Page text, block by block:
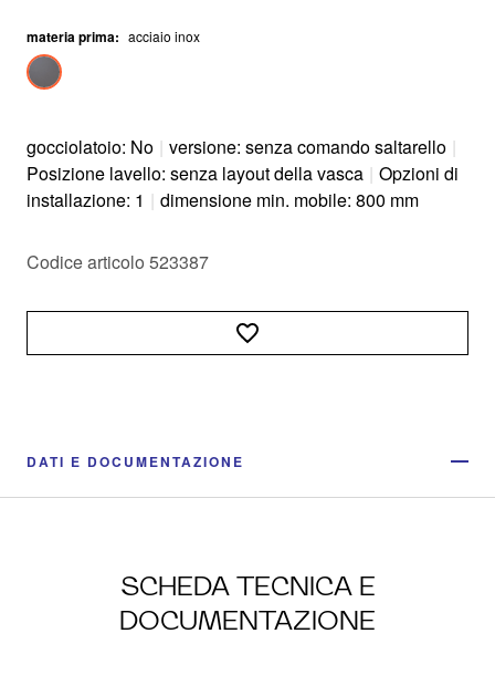
materia prima: acciaio inox
gocciolatoio: No | versione: senza comando saltarello |
Posizione lavello: senza layout della vasca | Opzioni di
installazione: 1 | dimensione min. mobile: 800 mm
Codice articolo 523387
DATI E DOCUMENTAZIONE
SCHEDA TECNICA E
DOCUMENTAZIONE